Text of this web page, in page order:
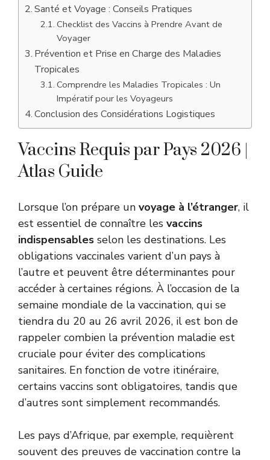
Santé et Voyage : Conseils Pratiques
Checklist des Vaccins à Prendre Avant de
Voyager
Prévention et Prise en Charge des Maladies
Tropicales
Comprendre les Maladies Tropicales : Un
Impératif pour les Voyageurs
Conclusion des Considérations Logistiques
Vaccins Requis par Pays 2026 |
Atlas Guide
Lorsque l’on prépare un voyage à l’étranger, il
est essentiel de connaître les vaccins
indispensables selon les destinations. Les
obligations vaccinales varient d’un pays à
l’autre et peuvent être déterminantes pour
accéder à certaines régions. À l’occasion de la
semaine mondiale de la vaccination, qui se
tiendra du 20 au 26 avril 2026, il est bon de
rappeler combien la prévention maladie est
cruciale pour éviter des complications
sanitaires. En fonction de votre itinéraire,
certains vaccins sont obligatoires, tandis que
d’autres sont simplement recommandés.
Les pays d’Afrique, par exemple, requièrent
souvent des preuves de vaccination contre la